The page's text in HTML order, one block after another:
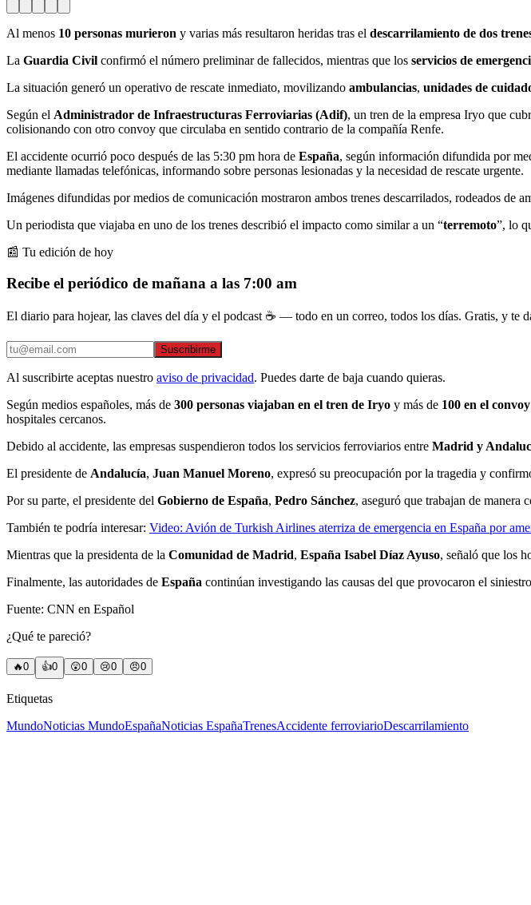
Al menos 10 personas murieron y varias más resultaron heridas tras el descarrilamiento de dos
La Guardia Civil confirmó el número preliminar de fallecidos, mientras que los servicios de
La situación generó un operativo de rescate inmediato, movilizando ambulancias, unidades de
Según el Administrador de Infraestructuras Ferroviarias (Adif), un tren de la empresa Iryo que
colisionando con otro convoy que circulaba en sentido contrario de la compañía Renfe.
El accidente ocurrió poco después de las 5:30 pm hora de España, según información difundida por
mediante llamadas telefónicas, informando sobre personas lesionadas y la necesidad de rescate urgente.
Imágenes difundidas por medios de comunicación mostraron ambos trenes descarrilados, rodeados de
Un periodista que viajaba en uno de los trenes describió el impacto como similar a un “terremoto”, lo
📰 Tu edición de hoy
Recibe el periódico de mañana a las 7:00 am
El diario para hojear, las claves del día y el podcast ☕ — todo en un correo, todos los días. Gratis, y te
Suscribirme
Al suscribirte aceptas nuestro aviso de privacidad. Puedes darte de baja cuando quieras.
Según medios españoles, más de 300 personas viajaban en el tren de Iryo y más de 100 en el
hospitales cercanos.
Debido al accidente, las empresas suspendieron todos los servicios ferroviarios entre Madrid y
El presidente de Andalucía, Juan Manuel Moreno, expresó su preocupación por la tragedia y
Por su parte, el presidente del Gobierno de España, Pedro Sánchez, aseguró que trabajan de manera
También te podría interesar: Video: Avión de Turkish Airlines aterriza de emergencia en España por
Mientras que la presidenta de la Comunidad de Madrid, España Isabel Díaz Ayuso, señaló que los
Finalmente, las autoridades de España continúan investigando las causas del que provocaron el
Fuente: CNN en Español
¿Qué te pareció?
🔥0 👍0 😲0 😢0 😠0
Etiquetas
MundoNoticias MundoEspañaNoticias EspañaTrenesAccidente ferroviarioDescarrilamiento